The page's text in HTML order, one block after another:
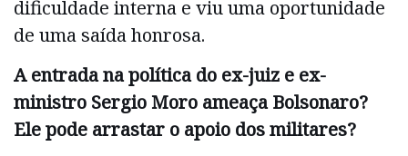
dificuldade interna e viu uma oportunidade
de uma saída honrosa.
A entrada na política do ex-juiz e ex-
ministro Sergio Moro ameaça Bolsonaro?
Ele pode arrastar o apoio dos militares?